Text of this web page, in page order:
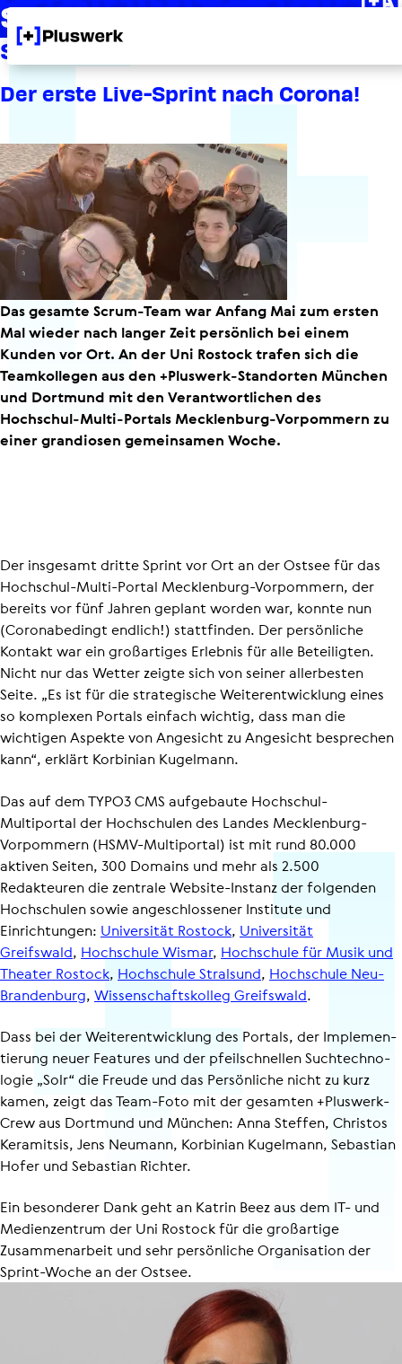
Sprint an der Uni Rostock
Sprint an der Uni Rostock
Der erste Live-Sprint nach Corona!
Das gesamte Scrum-Team war Anfang Mai zum ersten
Mal wieder nach langer Zeit persönlich bei einem
Kunden vor Ort. An der Uni Rostock trafen sich die
Teamkollegen aus den +Pluswerk-​Standorten München
und Dortmund mit den Verant­wort­li­chen des
Hochschul-​Multi-Portals Mecklenburg-​Vorpommern zu
einer grandiosen gemeinsamen Woche.
Der insgesamt dritte Sprint vor Ort an der Ostsee für das
Hochschul-​Multi-Portal Mecklenburg-​Vorpommern, der
bereits vor fünf Jahren geplant worden war, konnte nun
(Coronabedingt endlich!) stattfinden. Der persönliche
Kontakt war ein großartiges Erlebnis für alle Beteiligten.
Nicht nur das Wetter zeigte sich von seiner allerbesten
Seite. „Es ist für die strategische Weiter­ent­wick­lung eines
so komplexen Portals einfach wichtig, dass man die
wichtigen Aspekte von Angesicht zu Angesicht besprechen
kann“, erklärt Korbinian Kugelmann.
Das auf dem TYPO3 CMS aufgebaute Hochschul-​
Multiportal der Hochschulen des Landes Mecklenburg-​
Vorpommern (HSMV-​Multiportal) ist mit rund 80.000
aktiven Seiten, 300 Domains und mehr als 2.500
Redakteuren die zentrale Website-​Instanz der folgenden
Hochschulen sowie ange­schlos­sener Institute und
Einrichtungen: Universität Rostock, Universität
Greifswald, Hochschule Wismar, Hochschule für Musik und
Theater Rostock, Hochschule Stralsund, Hochschule Neu-​
Brandenburg, Wissen­schafts­kolleg Greifswald.
Dass bei der Weiter­ent­wick­lung des Portals, der Imple­men­
tie­rung neuer Features und der pfeilschnellen Such­tech­no­
logie „Solr“ die Freude und das Persönliche nicht zu kurz
kamen, zeigt das Team-Foto mit der gesamten +Pluswerk-
Crew aus Dortmund und München: Anna Steffen, Christos
Keramitsis, Jens Neumann, Korbinian Kugelmann, Sebastian
Hofer und Sebastian Richter.
Ein besonderer Dank geht an Katrin Beez aus dem IT- und
Medienzentrum der Uni Rostock für die großartige
Zusammenarbeit und sehr persönliche Organisation der
Sprint-Woche an der Ostsee.